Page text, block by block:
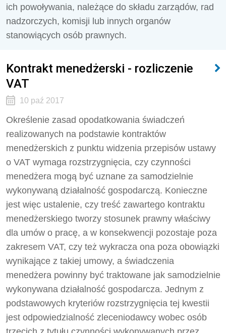
ich powoływania, należące do składu zarządów, rad
nadzorczych, komisji lub innych organów
stanowiących osób prawnych.
Kontrakt menedżerski - rozliczenie
VAT
10 paź 2017
Określenie zasad opodatkowania świadczeń
realizowanych na podstawie kontraktów
menedżerskich z punktu widzenia przepisów ustawy
o VAT wymaga rozstrzygnięcia, czy czynności
menedżera mogą być uznane za samodzielnie
wykonywaną działalność gospodarczą. Konieczne
jest więc ustalenie, czy treść zawartego kontraktu
menedżerskiego tworzy stosunek prawny właściwy
dla umów o pracę, a w konsekwencji pozostaje poza
zakresem VAT, czy też wykracza ona poza obowiązki
wynikające z takiej umowy, a świadczenia
menedżera powinny być traktowane jak samodzielnie
wykonywana działalność gospodarcza. Jednym z
podstawowych kryteriów rozstrzygnięcia tej kwestii
jest odpowiedzialność zleceniodawcy wobec osób